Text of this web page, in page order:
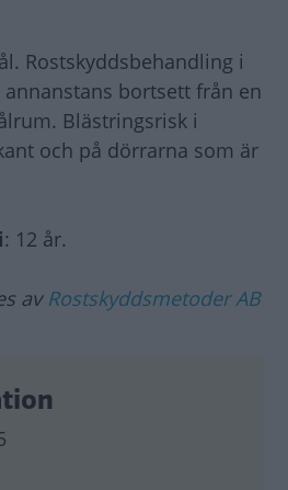
Rostskyddsbehandling i
bortsett från en
Blästringsrisk i
och på dörrarna som är
: 12 år.
av Rostskyddsmetoder AB